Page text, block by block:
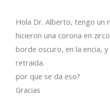
Hola Dr. Alberto, tengo un
hicieron una corona en
borde oscuro, en la encia,
retraida.
por que se da eso?
Gracias